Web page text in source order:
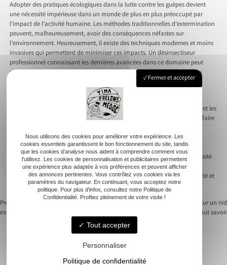
Adopter des pratiques écologiques dans la lutte contre les guêpes devient
une nécessité impérieuse dans un monde de plus en plus préoccupé par
l’impact de l’activité humaine. Les méthodes traditionnelles d’extermination
peuvent, malheureusement, avoir des conséquences néfastes sur
l’environnement. Heureusement, il existe des techniques modernes et moins
invasives qui permettent de minimiser ces impacts. Un désinsectiseur
professionnel connaissant les dernières avancées dans ce domaine peut
utiliser des solutions plus respectueuses de l’environnement, comme les
Les traitements écologiques ne sont pas seulement bénéfiques pour
l’environnement, ils sont souvent également plus sûrs pour les humains et les
animaux domestiques. Un professionnel peut adapter sa stratégie pour faire
écosystémiques indésirables. En identifiant quelle technique convient le
mieux à chaque situation, il veille à une gestion éthique et durable des
nuisibles. Cette démarche s’inscrit dans une volonté d’harmoniser nécessité
de protection des espaces domestiques avec celle de la conservation
naturelle, montrant qu’il est possible de trouver un équilibre entre sécurité et
écologie.
Navigation
l’article
Previous:
essaim de guêpes à la maison
Intervention en urgence pour un nid
de guêpe : ce qu’il faut savoir
Fermer et accepter
Nous utilisons des cookies pour améliorer votre expérience. Les
cookies essentiels garantissent le bon fonctionnement du site, tandis
que les cookies d'analyse nous aident à comprendre comment vous
l'utilisez. Les cookies de personnalisation et publicitaires permettent
une expérience plus adaptée à vos préférences et peuvent afficher
des annonces pertinentes. Vous contrôlez vos cookies via les
paramètres du navigateur. En continuant, vous acceptez notre
politique. Pour plus d'infos, consultez notre Politique de
Confidentialité. Profitez pleinement de votre visite !
Tout accepter
Personnaliser
Politique de confidentialité